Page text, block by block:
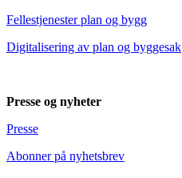
Fellestjenester plan og bygg
Digitalisering av plan og byggesak
Presse og nyheter
Presse
Abonner på nyhetsbrev